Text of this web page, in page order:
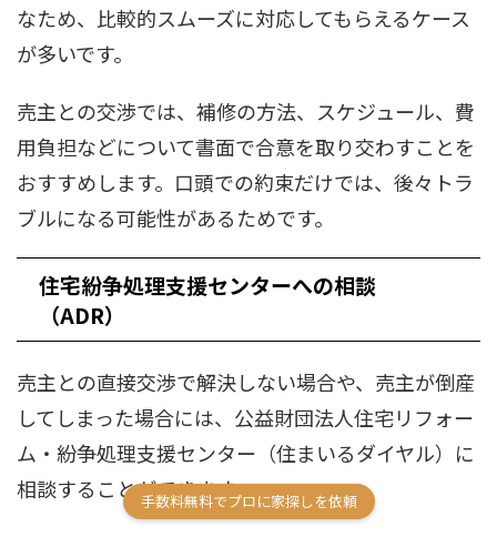
なため、比較的スムーズに対応してもらえるケース
が多いです。
売主との交渉では、補修の方法、スケジュール、費
用負担などについて書面で合意を取り交わすことを
おすすめします。口頭での約束だけでは、後々トラ
ブルになる可能性があるためです。
住宅紛争処理支援センターへの相談
（ADR）
売主との直接交渉で解決しない場合や、売主が倒産
してしまった場合には、公益財団法人住宅リフォー
ム・紛争処理支援センター（住まいるダイヤル）に
相談することができます。
手数料無料でプロに家探しを依頼